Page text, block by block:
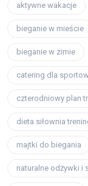
aktywne wakacje
bieganie w mieście
bieganie w zimie
catering dla
czterodniowy plan
dieta siłownia
majtki do biegania
naturalne odżywki i